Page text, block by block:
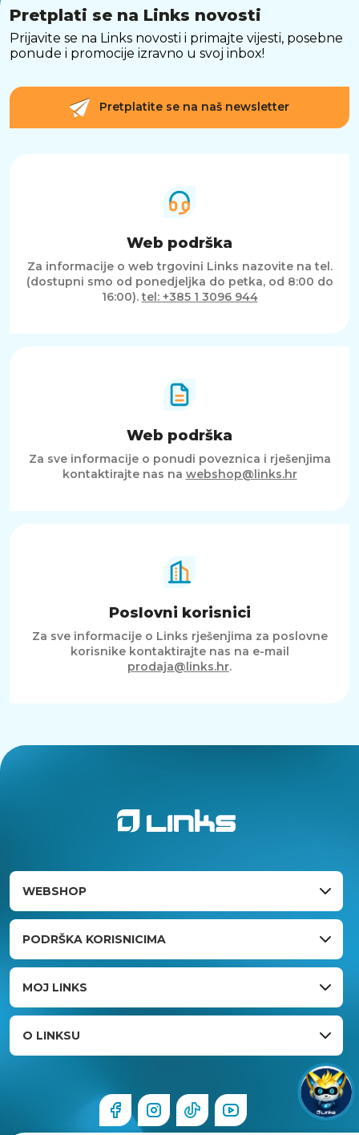
Pretplati se na Links novosti
Prijavite se na Links novosti i primajte vijesti, posebne
ponude i promocije izravno u svoj inbox!
Pretplatite se na naš newsletter
Web podrška
Za informacije o web trgovini Links nazovite na tel.
(dostupni smo od ponedjeljka do petka, od 8:00 do
16:00).tel: +385 1 3096 944
Web podrška
Za sve informacije o ponudi poveznica i rješenjima
kontaktirajte nas na webshop@links.hr
Poslovni korisnici
Za sve informacije o Links rješenjima za poslovne
korisnike kontaktirajte nas na e-mail
prodaja@links.hr.
WEBSHOP
PODRŠKA KORISNICIMA
MOJ LINKS
O LINKSU